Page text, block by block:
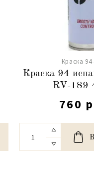
Краска 94
Краска 94
RV-189
760